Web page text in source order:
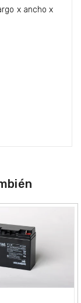
x ancho x